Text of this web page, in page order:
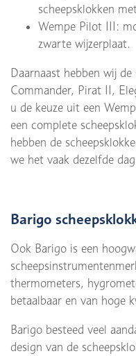
scheepsklokken
Wempe Pilot III:
zwarte wijzerplaat.
Daarnaast hebben wij
Commander, Pirat II,
u de keuze uit een
een complete
hebben de
we het vaak dezelfde
Barigo
Ook Barigo is een
thermometers,
betaalbaar en van hoge
Barigo besteed veel
design van de